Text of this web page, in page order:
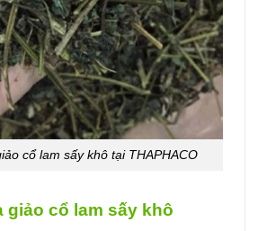
cổ lam sấy khô tại THAPHACO
giảo cổ lam sấy khô